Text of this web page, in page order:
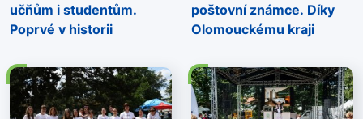
učňům i studentům.
Poprvé v historii
poštovní známce. Díky
Olomouckému kraji